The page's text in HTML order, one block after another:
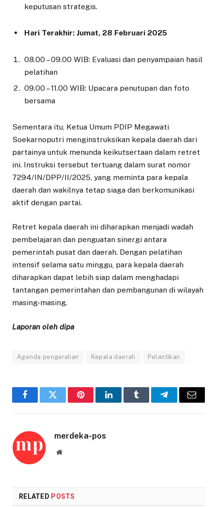
keputusan strategis.
Hari Terakhir: Jumat, 28 Februari 2025
08.00 – 09.00 WIB: Evaluasi dan penyampaian hasil
pelatihan
09.00 – 11.00 WIB: Upacara penutupan dan foto
bersama
Sementara itu, Ketua Umum PDIP Megawati
Soekarnoputri menginstruksikan kepala daerah dari
partainya untuk menunda keikutsertaan dalam retret
ini. Instruksi tersebut tertuang dalam surat nomor
7294/IN/DPP/II/2025, yang meminta para kepala
daerah dan wakilnya tetap siaga dan berkomunikasi
aktif dengan partai.
Retret kepala daerah ini diharapkan menjadi wadah
pembelajaran dan penguatan sinergi antara
pemerintah pusat dan daerah. Dengan pelatihan
intensif selama satu minggu, para kepala daerah
diharapkan dapat lebih siap dalam menghadapi
tantangan pemerintahan dan pembangunan di wilayah
masing-masing.
Laporan oleh dipa
Agenda pengarahan Kepala daerah Pelantikan
FacebookTwitter PinterestLinkedInTumblr TelegramEmail
merdeka-pos
Website
RELATED POSTS